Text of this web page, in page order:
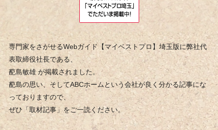
専門家をさがせるWebガイド【マイベストプロ】埼玉版に弊社代
表取締役社長である、
蓜島敏雄 が掲載されました。
蓜島の思い、そしてABCホームという会社が良く分かる記事にな
っておりますので、
ぜひ「取材記事」をご一読ください。